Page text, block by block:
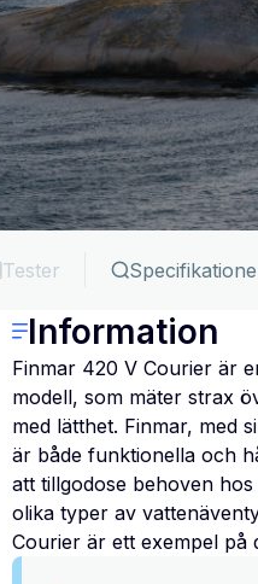
Tester
Information
Finmar 420 V Courier är
modell, som mäter strax
med lätthet. Finmar, med
är både funktionella och
att tillgodose behoven
olika typer av
Courier är ett exempel på